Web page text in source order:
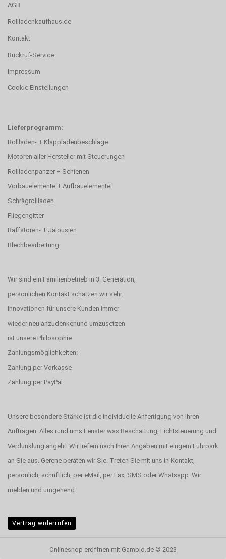
AGB
Rollladenkaufhaus.de
Kontakt
Rückruf-Service
Impressum
Cookie Einstellungen
Lieferprogramm:
Rollladen- + Klappladenbeschläge
Motoren aller Hersteller mit Steuerungen
Rollladenpanzer + Schienen
Vorbauelemente + Aufbauelemente
Schrägrollladen
Fliegengitter
Raffstoren- + Jalousien
Blechbearbeitung
Wir sind ein Familienbetrieb in 3. Generation,
persönlichen Kontakt schätzen wir sehr.
Innovationen für unsere Kunden immer
wieder neu anzudenkenund umzusetzen
ist unsere Philosophie
Zahlungsmöglichkeiten:
Zahlung per Vorkasse
Zahlung per PayPal
Unsere besondere Stärke ist die individuelle Anfertigung von Ihren
Aufträgen. Alles rund ums Fenster was Beschattung, Lichtsteuerung und
Verdunklung angeht. Wir liefern nach Ihren Angaben mit eingem Fuhrpark
an Sie aus. Gerene beraten wir Sie. Treten Sie mit uns in Kontakt,
persönlich, schriftlich, per eMail, per Fax, SMS oder Whatsapp. Wir
melden und umgehend.
Vertrag widerrufen
Onlineshop eröffnen mit Gambio.de © 2023